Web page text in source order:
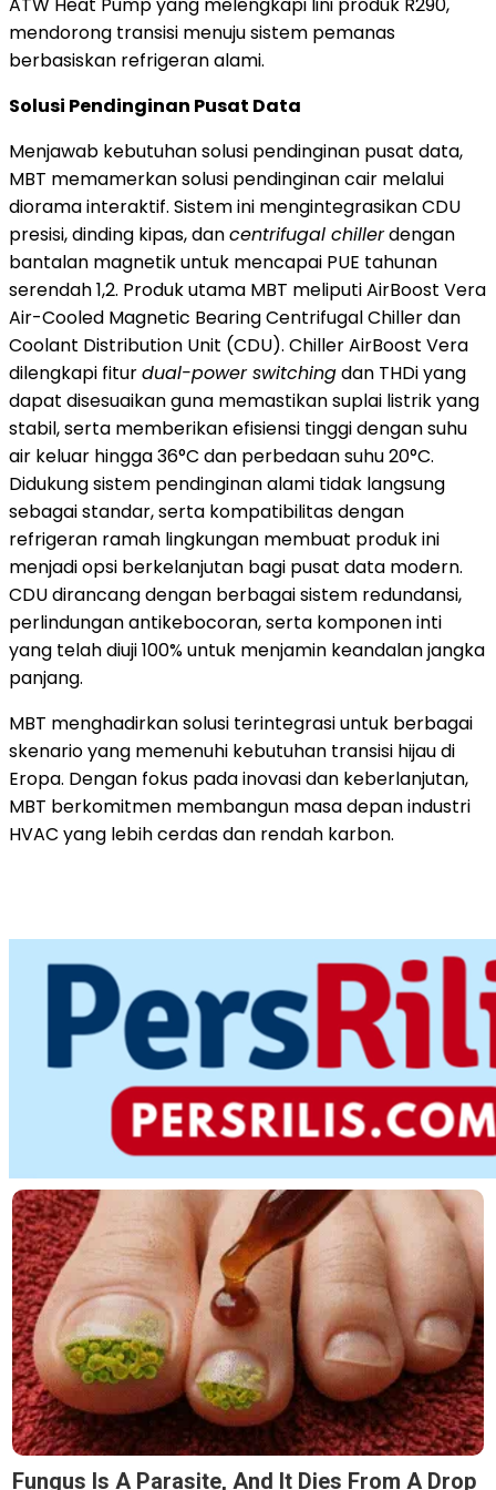
ATW Heat Pump yang melengkapi lini produk R290,
mendorong transisi menuju sistem pemanas
berbasiskan refrigeran alami.
Solusi Pendinginan Pusat Data
Menjawab kebutuhan solusi pendinginan pusat data,
MBT memamerkan solusi pendinginan cair melalui
diorama interaktif. Sistem ini mengintegrasikan CDU
presisi, dinding kipas, dancentrifugal chillerdengan
bantalan magnetik untuk mencapai PUE tahunan
serendah 1,2. Produk utama MBT meliputi AirBoost Vera
Air-Cooled Magnetic Bearing Centrifugal Chiller dan
Coolant Distribution Unit (CDU). Chiller AirBoost Vera
dilengkapi fiturdual-power switchingdan THDi yang
dapat disesuaikan guna memastikan suplai listrik yang
stabil, serta memberikan efisiensi tinggi dengan suhu
air keluar hingga 36°C dan perbedaan suhu 20°C.
Didukung sistem pendinginan alami tidak langsung
sebagai standar, serta kompatibilitas dengan
refrigeran ramah lingkungan membuat produk ini
menjadi opsi berkelanjutan bagi pusat data modern.
CDU dirancang dengan berbagai sistem redundansi,
perlindungan antikebocoran, serta komponen inti
yang telah diuji 100% untuk menjamin keandalan jangka
panjang.
MBT menghadirkan solusi terintegrasi untuk berbagai
skenario yang memenuhi kebutuhan transisi hijau di
Eropa. Dengan fokus pada inovasi dan keberlanjutan,
MBT berkomitmen membangun masa depan industri
HVAC yang lebih cerdas dan rendah karbon.
Fungus Is A Parasite, And It Dies From A Drop